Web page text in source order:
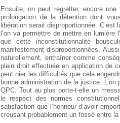
Ensuite, on peut regretter, encore
prolongation de la détention dont
libération serait disproportionnée. C’est
l’on va permettre de mettre en lumière
que cette inconstitutionnalité
manifestement disproportionnées.
naturellement, entraîner comme
plein droit effectuée en application de
peut nier les difficultés que cela
bonne administration de la justice.
QPC. Tout au plus porte-t-elle un
le respect des normes
satisfaction que l’honneur d’avoir
creusant probablement un fossé entre